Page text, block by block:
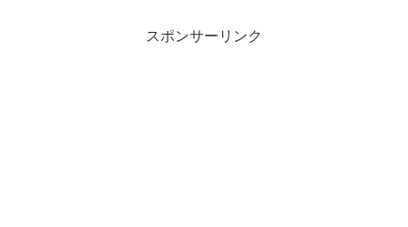
スポンサーリンク